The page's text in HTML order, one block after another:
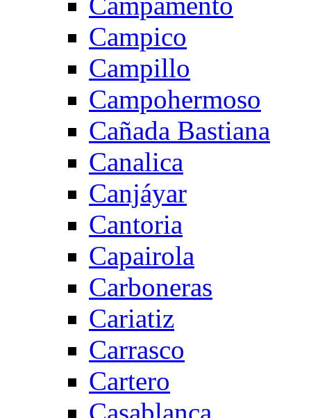
Campico
Campillo
Campohermoso
Cañada Bastiana
Canalica
Canjáyar
Cantoria
Capairola
Carboneras
Cariatiz
Carrasco
Cartero
Casablanca